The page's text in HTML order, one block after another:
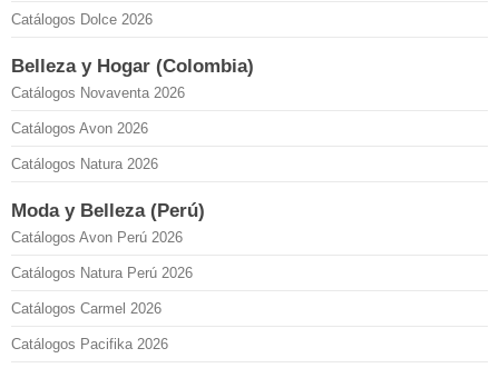
Catálogos Dolce 2026
Belleza y Hogar (Colombia)
Catálogos Novaventa 2026
Catálogos Avon 2026
Catálogos Natura 2026
Moda y Belleza (Perú)
Catálogos Avon Perú 2026
Catálogos Natura Perú 2026
Catálogos Carmel 2026
Catálogos Pacifika 2026